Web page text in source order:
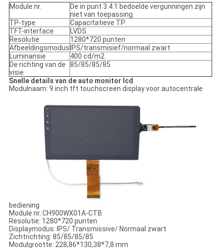
Module nr.
De in punt 3.4.1 bedoelde vergunningen zijn
niet van toepassing.
TP-type
Capacitatieve TP
TFT-interface
LVDS
Resolutie
1280*720 punten
Afbeeldingsmodus IPS/transmisief/normaal zwart
Luminansie
400 cd/m2
De richting van de
visie
85/85/85/85
Snelle details van de auto monitor lcd
Modulnaam: 9 inch tft touchscreen display voor autocentrale
bediening
Module nr.:CH900WX01A-CTB
Resolutie: 1280*720 punten
Displaymodus: IPS/ Transmissive/ Normaal zwart
Zichtrichting: 85/85/85/85
Modulgrootte: 228,86*130,38*7,8 mm